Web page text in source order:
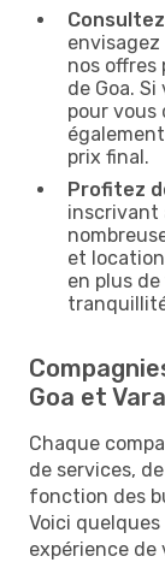
nos offres
de Goa.
pour vous
prix final.
Profitez
inscrivant
et
en plus
Goa et
Chaque
de services,
fonction des
Voici
expérience de